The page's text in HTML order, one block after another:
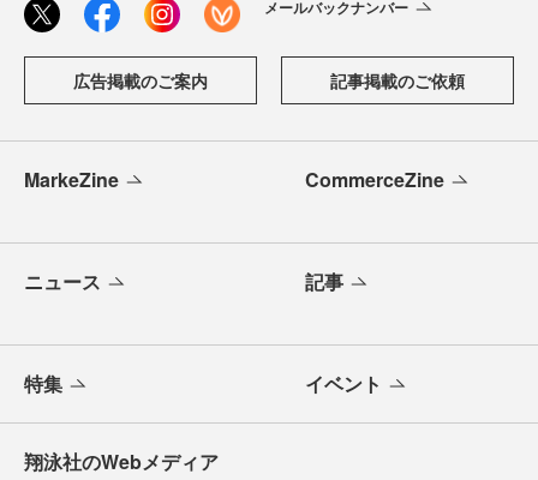
メールバックナンバー
広告掲載のご案内 記事掲載のご依頼
MarkeZine CommerceZine
ニュース 記事
特集 イベント
翔泳社のWebメディア